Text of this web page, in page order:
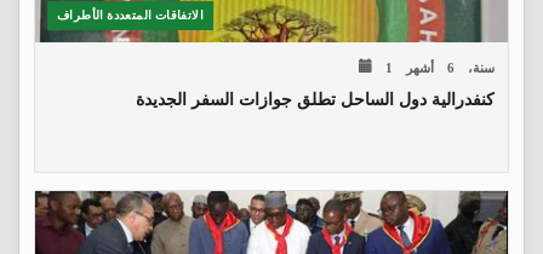
الاتفاقات المتعددة الأطراف
1 سنة، 6 أشهر
كنفدرالية دول الساحل تطلق جوازات السفر الجديدة